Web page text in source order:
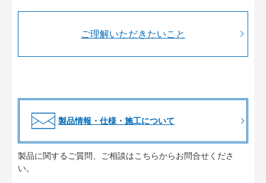
ご理解いただきたいこと
製品情報・仕様・施工について
製品に関するご質問、ご相談はこちらからお問合せくださ
い。